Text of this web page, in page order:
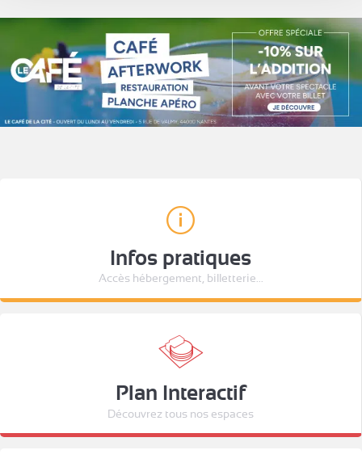
Infos pratiques
Accès hébergement, billetterie...
Plan Interactif
Découvrez tous nos espaces